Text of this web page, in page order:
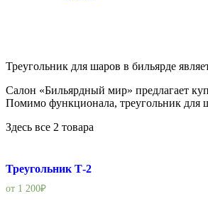
Треугольник для шаров в бильярде
Салон «Бильярдный мир» предлагает
Помимо функционала, треугольник для
Здесь все 2 товара
Треугольник Т-2
от 1 200₽